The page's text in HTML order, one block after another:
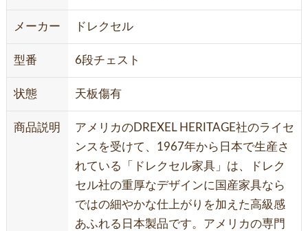
メーカー ドレクセル
型番 6段チェスト
状態 天板傷有
商品説明
アメリカのDREXEL HERITAGE社のライセ
ンスを受けて、1967年から日本で生産さ
れている「ドレクセル家具」は、ドレク
セル社の重厚なデザインに国産家具なら
ではの細やかな仕上がりを加えた高級感
あふれる日本製品です。アメリカの専門